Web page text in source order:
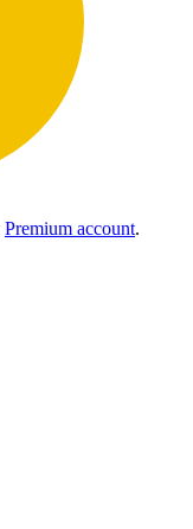
Premium account.